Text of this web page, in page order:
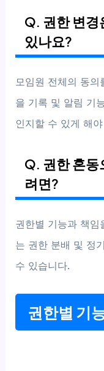
Q. 권한 변경
있나요?
모임원 전체의 동
을 기록 및 알림 기
인지할 수 있게 해
Q. 권한 혼동
려면?
권한별 기능과 책
는 권한 분배 및 정
수 있습니다.
권한별 기